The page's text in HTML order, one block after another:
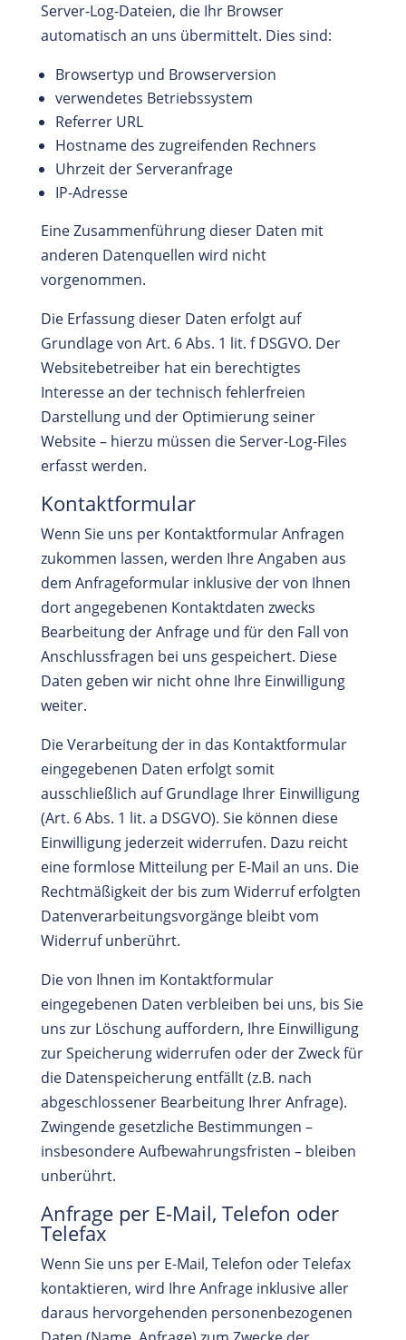
Server-Log-Dateien, die Ihr Browser
automatisch an uns übermittelt. Dies sind:
Browsertyp und Browserversion
verwendetes Betriebssystem
Referrer URL
Hostname des zugreifenden Rechners
Uhrzeit der Serveranfrage
IP-Adresse
Eine Zusammenführung dieser Daten mit
anderen Datenquellen wird nicht
vorgenommen.
Die Erfassung dieser Daten erfolgt auf
Grundlage von Art. 6 Abs. 1 lit. f DSGVO. Der
Websitebetreiber hat ein berechtigtes
Interesse an der technisch fehlerfreien
Darstellung und der Optimierung seiner
Website – hierzu müssen die Server-Log-Files
erfasst werden.
Kontaktformular
Wenn Sie uns per Kontaktformular Anfragen
zukommen lassen, werden Ihre Angaben aus
dem Anfrageformular inklusive der von Ihnen
dort angegebenen Kontaktdaten zwecks
Bearbeitung der Anfrage und für den Fall von
Anschlussfragen bei uns gespeichert. Diese
Daten geben wir nicht ohne Ihre Einwilligung
weiter.
Die Verarbeitung der in das Kontaktformular
eingegebenen Daten erfolgt somit
ausschließlich auf Grundlage Ihrer Einwilligung
(Art. 6 Abs. 1 lit. a DSGVO). Sie können diese
Einwilligung jederzeit widerrufen. Dazu reicht
eine formlose Mitteilung per E-Mail an uns. Die
Rechtmäßigkeit der bis zum Widerruf erfolgten
Datenverarbeitungsvorgänge bleibt vom
Widerruf unberührt.
Die von Ihnen im Kontaktformular
eingegebenen Daten verbleiben bei uns, bis Sie
uns zur Löschung auffordern, Ihre Einwilligung
zur Speicherung widerrufen oder der Zweck für
die Datenspeicherung entfällt (z.B. nach
abgeschlossener Bearbeitung Ihrer Anfrage).
Zwingende gesetzliche Bestimmungen –
insbesondere Aufbewahrungsfristen – bleiben
unberührt.
Anfrage per E-Mail, Telefon oder
Telefax
Wenn Sie uns per E-Mail, Telefon oder Telefax
kontaktieren, wird Ihre Anfrage inklusive aller
daraus hervorgehenden personenbezogenen